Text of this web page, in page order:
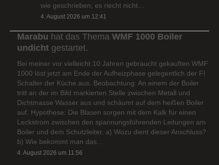
wie geschrieben, es riecht nicht…
4. August 2026 um 12:41
Marabu hat das Thema WMF 1000 Boiler
undicht gestartet.
Bei meiner vor vielleicht 10 Jahren gebraucht gekauften WMF
1000 löst jetzt am Ende der Aufheizphase gelegentlich der FI
Schalter der Küche aus. Beobachtung: An einem der Boiler
tritt an der im Bild markierten Stelle zwischen Metall und
Dichtmasse Wasser aus und schäumt auf dem heißen Boiler
auf. Hypothese: Die Blasen sorgen mit dem Kalk für einen
Leckstrom zwischen den spannungsführenden Leitungen am
Boiler und dem Schutzleiter. a) Wozu dient dieser Anschluss?
b) Wie bekommt man das…
4. August 2026 um 11:56